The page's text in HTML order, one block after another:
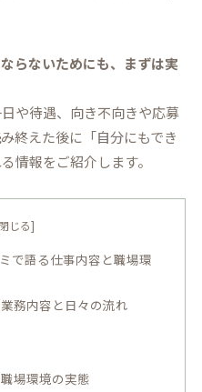
らないためにも、まずは実
や待遇、向き不向きや応募
終えた後に「自分にもでき
情報をご紹介します。
で語る仕事内容と職場環
務内容と日々の流れ
場環境の実態